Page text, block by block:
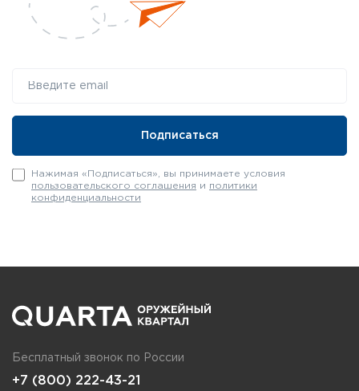
Нажимая «Подписаться», вы принимаете условия
пользовательского соглашения и политики
конфиденциальности
Бесплатный звонок по России
+7 (800) 222-43-21